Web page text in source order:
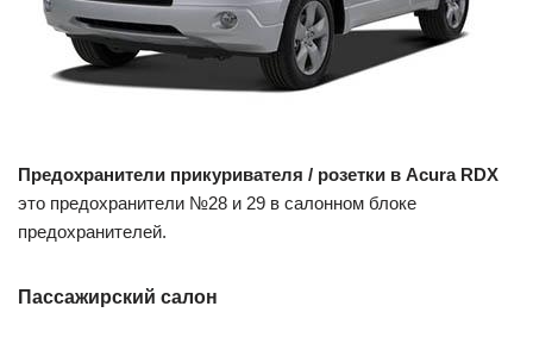
Предохранители прикуривателя / розетки в Acura RDX
это предохранители №28 и 29 в салонном блоке
предохранителей.
Пассажирский салон